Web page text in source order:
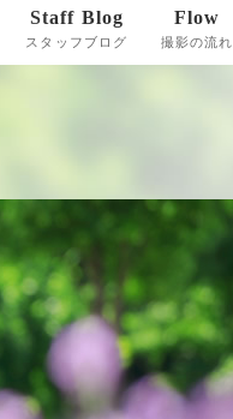
Staff Blog
スタッフブログ
Flow
撮影の流れ